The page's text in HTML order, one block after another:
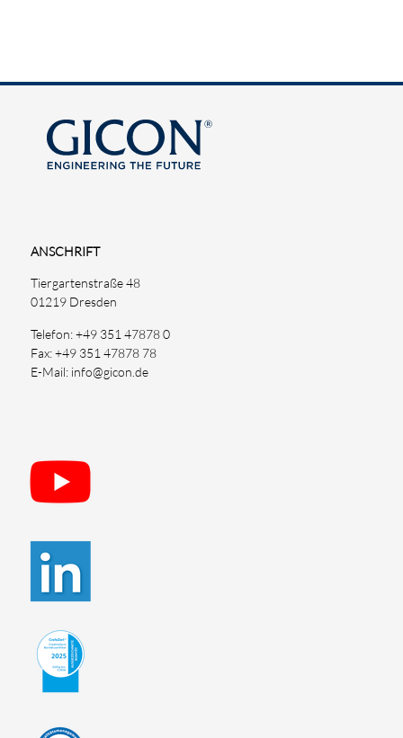
ANSCHRIFT
Tiergartenstraße 48
01219 Dresden
Telefon: +49 351 47878 0
Fax: +49 351 47878 78
E-Mail: info@gicon.de